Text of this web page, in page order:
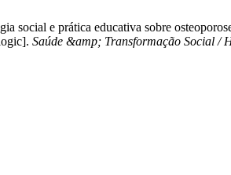
e prática educativa sobre
Saúde &amp; Transformação Social /